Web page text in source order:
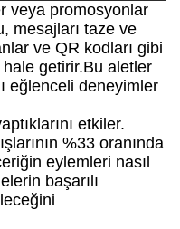
veya promosyonlar
mesajları taze ve
ve QR kodları gibi
getirir.Bu aletler
eğlenceli deneyimler
etkiler.
%33 oranında
eylemleri nasıl
başarılı